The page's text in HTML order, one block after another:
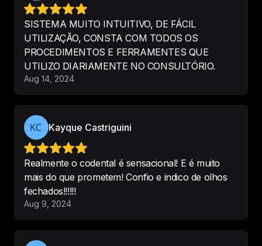
Um sistema intuitivo e muito
simples de usar , bem completo e
tem tudo que precisamos , Equipe
solicita e sempre resolvem as
dúvidas e problemas que
aparecem .
-Dra. Erika Danielle Moreira
Melhor Sistema Odontológico,
totalmente intuitivo, facilitou o
me mostra os resultados
SISTEMA MUITO INTUITIVO, DE FÁCIL
UTILIZAÇÃO, CONSTA COM TODOS OS
PROCEDIMENTOS E FERRAMENTES QUE
UTILIZO DIARIAMENTE NO CONSULTÓRIO.
Aug 14, 2024
Kayque Castriguini
Realmente o codental é sensacional! E é muito
mais do que prometem! Confio e indico de olhos
fechados!!!!!!
Aug 9, 2024